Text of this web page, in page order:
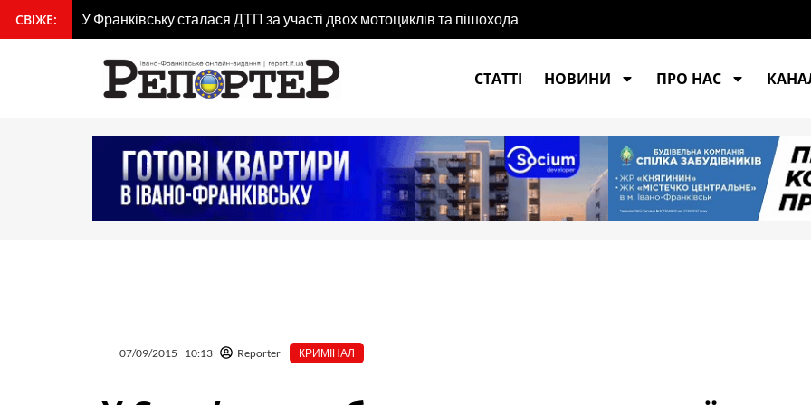
вмісту
СВІЖЕ: У Франківську сталася ДТП за участі двох мотоциклів та пішохода
СТАТТІ
НОВИНИ ПРО НАС
07/09/2015 10:13 Reporter КРИМІНАЛ